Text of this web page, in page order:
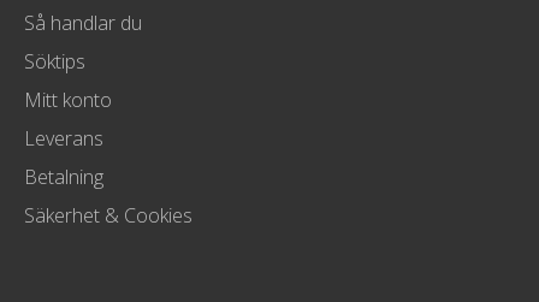
Så handlar du
Söktips
Mitt konto
Leverans
Betalning
Säkerhet & Cookies